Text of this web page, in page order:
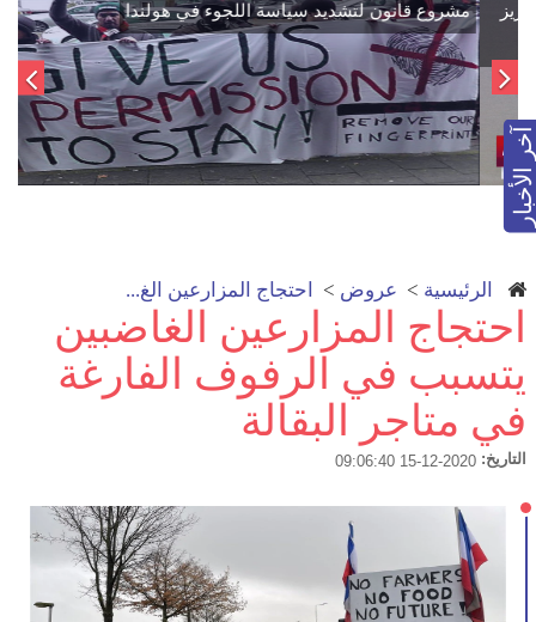
آخر الأخبار
اتفاق تاريخي: دمج "قسد" في مؤسسات الدولة السورية لتعزيز
الوحدة الوطنية
الرئيسية > عروض > احتجاج المزارعين الغ...
احتجاج المزارعين الغاضبين
يتسبب في الرفوف الفارغة
في متاجر البقالة
التاريخ: